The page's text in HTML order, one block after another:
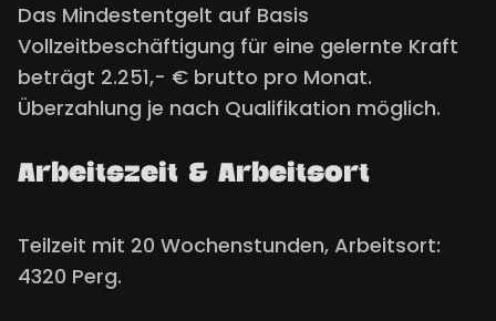
Das Mindestentgelt auf Basis
Vollzeitbeschäftigung für eine gelernte Kraft
beträgt 2.251,- € brutto pro Monat.
Überzahlung je nach Qualifikation möglich.
Arbeitszeit & Arbeitsort
Teilzeit mit 20 Wochenstunden, Arbeitsort:
4320 Perg.